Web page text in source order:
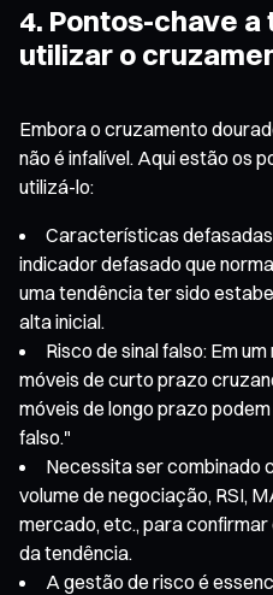
4. Pontos-chave
utilizar o
Embora o cruzamento
não é infalível. Aqui estão os
utilizá-lo:
Características
indicador defasado que
uma tendência ter sido
alta inicial.
Risco de sinal falso: Em
móveis de curto prazo
móveis de longo prazo
falso."
Necessita ser combinado
volume de negociação, RSI,
mercado, etc., para
da tendência.
A gestão de risco é